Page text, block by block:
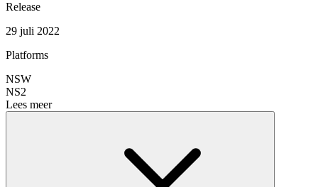
Release
29 juli 2022
Platforms
NSW
NS2
Lees meer